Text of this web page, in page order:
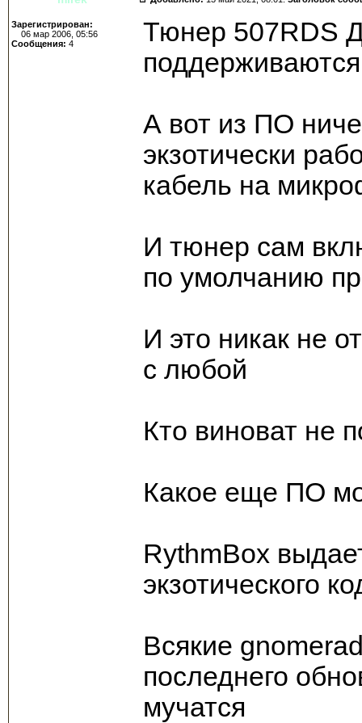
Зарегистрирован:
06 мар 2006, 05:56
Сообщения: 4
Тюнер 507RDS
А вот из ПО
экзотически
кабель на
И тюнер сам
по умолчанию
И это никак не
с любой
Кто виноват не
Какое еще ПО
RythmBox
экзотического
Всякие
последнего
мучатся